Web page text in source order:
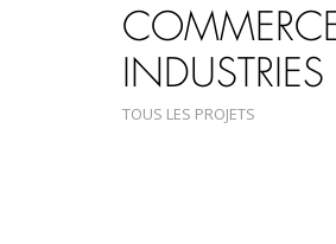
INDUSTRIES
TOUS LES PROJETS